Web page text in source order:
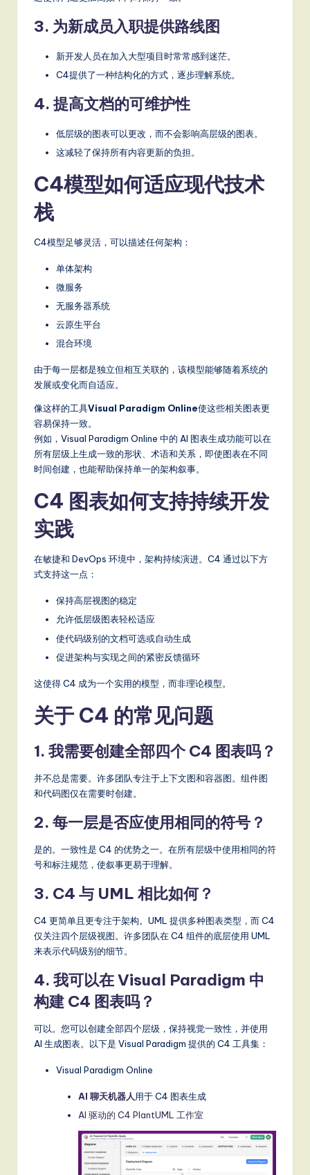
3. 为新成员入职提供路线图
新开发人员在加入大型项目时常常感到迷茫。
C4提供了一种结构化的方式，逐步理解系统。
4. 提高文档的可维护性
低层级的图表可以更改，而不会影响高层级的图表。
这减轻了保持所有内容更新的负担。
C4模型如何适应现代技术
栈
C4模型足够灵活，可以描述任何架构：
单体架构
微服务
无服务器系统
云原生平台
混合环境
由于每一层都是独立但相互关联的，该模型能够随着系统的
发展或变化而自适应。
像这样的工具Visual Paradigm Online使这些相关图表更
容易保持一致。
例如，Visual Paradigm Online 中的 AI 图表生成功能可以在
所有层级上生成一致的形状、术语和关系，即使图表在不同
时间创建，也能帮助保持单一的架构叙事。
C4 图表如何支持持续开发
实践
在敏捷和 DevOps 环境中，架构持续演进。C4 通过以下方
式支持这一点：
保持高层视图的稳定
允许低层级图表轻松适应
使代码级别的文档可选或自动生成
促进架构与实现之间的紧密反馈循环
这使得 C4 成为一个实用的模型，而非理论模型。
关于 C4 的常见问题
1. 我需要创建全部四个 C4 图表吗？
并不总是需要。许多团队专注于上下文图和容器图。组件图
和代码图仅在需要时创建。
2. 每一层是否应使用相同的符号？
是的。一致性是 C4 的优势之一。在所有层级中使用相同的符
号和标注规范，使叙事更易于理解。
3. C4 与 UML 相比如何？
C4 更简单且更专注于架构。UML 提供多种图表类型，而 C4
仅关注四个层级视图。许多团队在 C4 组件的底层使用 UML
来表示代码级别的细节。
4. 我可以在 Visual Paradigm 中
构建 C4 图表吗？
可以。您可以创建全部四个层级，保持视觉一致性，并使用
AI 生成图表。以下是 Visual Paradigm 提供的 C4 工具集：
Visual Paradigm Online
AI 聊天机器人用于 C4 图表生成
AI 驱动的 C4 PlantUML 工作室